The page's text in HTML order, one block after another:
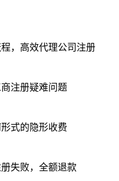
，高效代理公司注册
注册疑难问题
式的隐形收费
失败，全额退款